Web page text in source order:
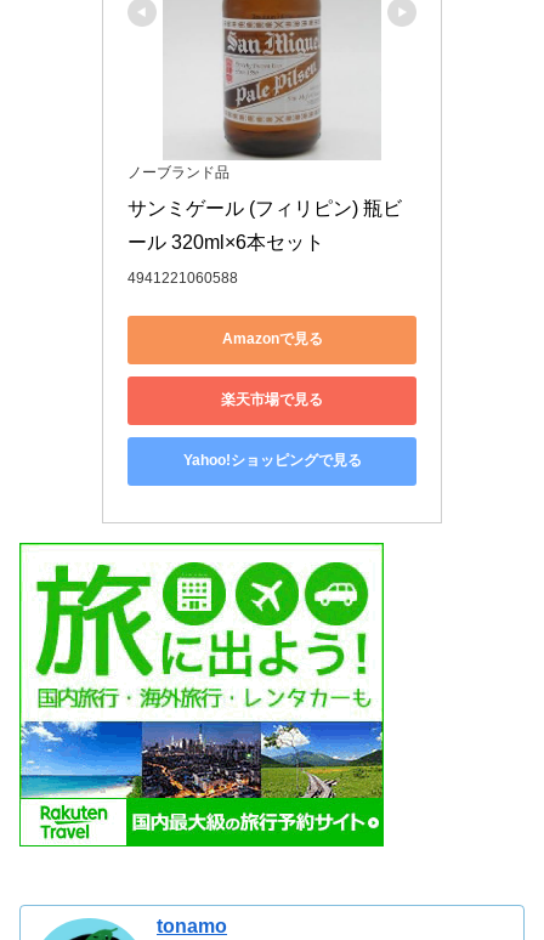
ノーブランド品
サンミゲール (フィリピン) 瓶ビ
ール 320ml×6本セット
4941221060588
Amazonで見る
楽天市場で見る
Yahoo!ショッピングで見る
tonamo